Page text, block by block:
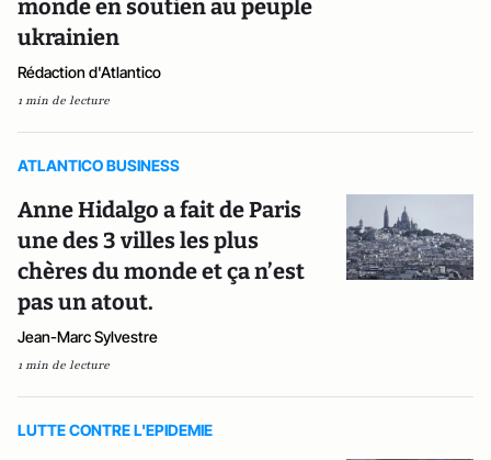
monde en soutien au peuple
ukrainien
Rédaction d'Atlantico
1 min de lecture
ATLANTICO BUSINESS
Anne Hidalgo a fait de Paris
une des 3 villes les plus
chères du monde et ça n’est
pas un atout.
Jean-Marc Sylvestre
1 min de lecture
LUTTE CONTRE L'EPIDEMIE